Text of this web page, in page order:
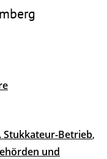
Stukkateur-Betrieb,
und